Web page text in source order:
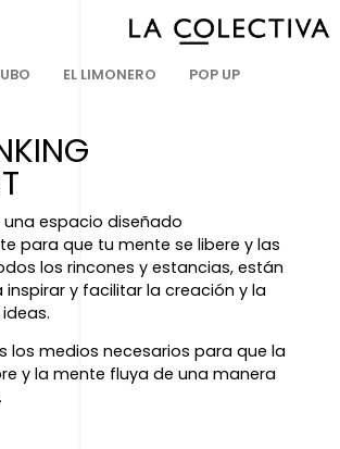
EL LIMONERO POP UP
una espacio diseñado
para que tu mente se libere y las
los rincones y estancias, están
y facilitar la creación y la
los medios necesarios para que la
y la mente fluya de una manera